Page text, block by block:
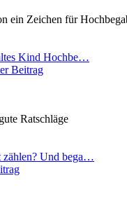
ein Zeichen für
Kind Hochbe…
Beitrag
Ratschläge
zählen? Und bega…